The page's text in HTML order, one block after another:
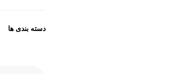
دسته بندی ها